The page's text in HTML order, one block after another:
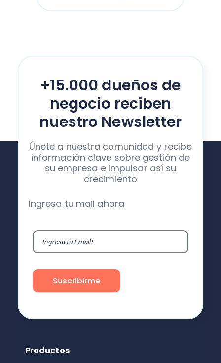
+15.000 dueños de
negocio reciben
nuestro Newsletter
Únete a nuestra comunidad y recibe
información clave sobre gestión de
su empresa e impulsar así su
crecimiento
Ingresa tu mail ahora
Productos